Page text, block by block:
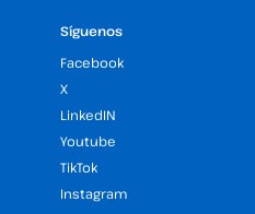
Síguenos
Facebook
X
LinkedIN
Youtube
TikTok
Instagram